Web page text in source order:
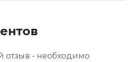
отзыв - необходимо